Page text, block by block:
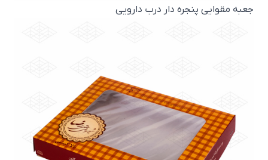
جعبه مقوایی پنجره دار درب دارویی